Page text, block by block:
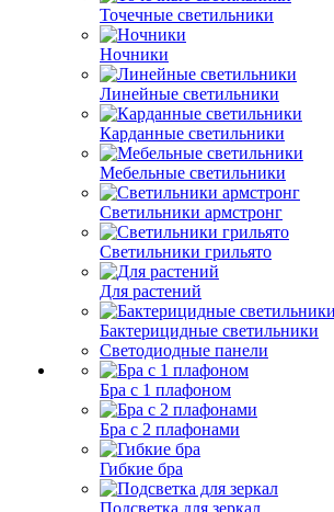
Точечные светильники
Ночники
Линейные светильники
Карданные светильники
Мебельные светильники
Светильники армстронг
Светильники грильято
Для растений
Бактерицидные светильники
Светодиодные панели
Бра с 1 плафоном
Бра с 2 плафонами
Гибкие бра
Подсветка для зеркал